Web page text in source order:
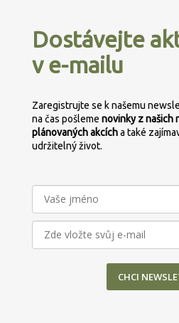
Dostávejte
v e-mailu
Zaregistrujte se k našemu
na čas pošleme novinky z našich
plánovanýchakcícha také
udržitelný život.
CHCI